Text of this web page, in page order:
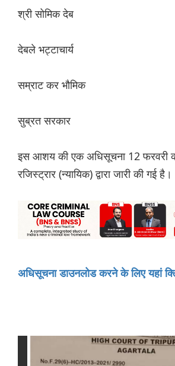
श्री सोमिक देब
देबले भट्टाचार्य
सम्राट कर भौमिक
सुब्रत सरकार
इस आशय की एक अधिसूचना 12 फरवरी
रजिस्ट्रार (न्यायिक) द्वारा जारी की गई है।
अधिसूचना डाउनलोड करने के लिए यहां